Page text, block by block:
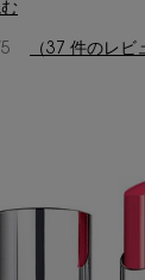
（37 件のレビ